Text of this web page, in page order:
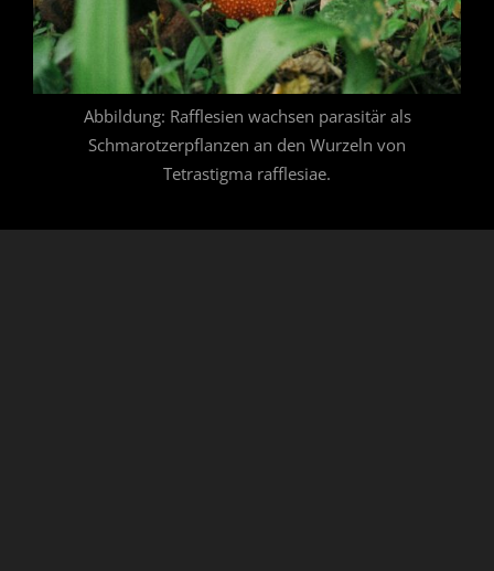
Abbildung: Rafflesien wachsen parasitär als
Schmarotzerpflanzen an den Wurzeln von
Tetrastigma rafflesiae.